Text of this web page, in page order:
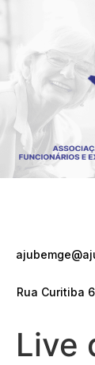
Rua Curitiba
Live